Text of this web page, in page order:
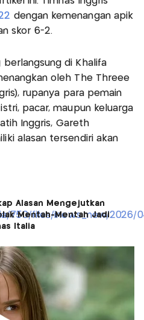
dengan kemenangan apik
skor 6-2.
berlangsung di Khalifa
oleh The Threee
rupanya para pemain
pacar, maupun keluarga
Inggris, Gareth
alasan tersendiri akan
Alasan Mengejutkan
Mentah-Mentah Jadi
Italia